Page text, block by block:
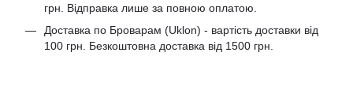
грн. Відправка лише за повною оплатою.
Доставка по Броварам (Uklon) - вартість доставки від
100 грн. Безкоштовна доставка від 1500 грн.